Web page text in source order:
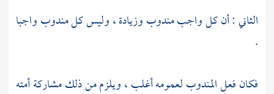
الثاني : أن كل واجب مندوب وزيادة ، وليس كل مندوب واجبا
.
فكان فعل المندوب لعمومه أغلب ، ويلزم من ذلك مشاركة أمته